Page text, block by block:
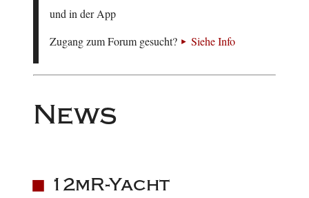
und in der App
Zugang zum Forum gesucht?
Siehe Info
News
12mR-Yacht